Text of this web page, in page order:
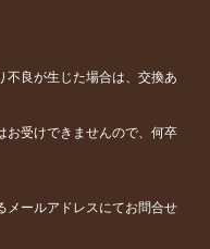
不良が生じた場合は、交換あ
お受けできませんので、何卒
メールアドレスにてお問合せ